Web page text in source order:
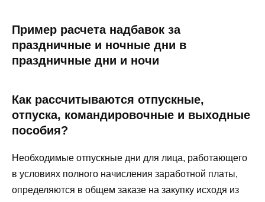
Пример расчета надбавок за
праздничные и ночные дни в
праздничные дни и ночи
Как рассчитываются отпускные,
отпуска, командировочные и выходные
пособия?
Необходимые отпускные дни для лица, работающего
в условиях полного начисления заработной платы,
определяются в общем заказе на закупку исходя из